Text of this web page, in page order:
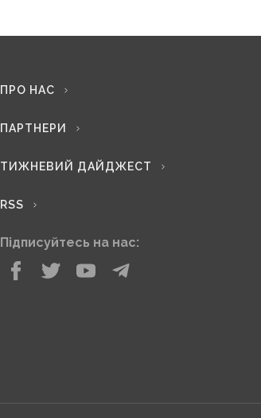
ПРО НАС
ПАРТНЕРИ
ТИЖНЕВИЙ ДАЙДЖЕСТ
RSS
Підписуйтесь на нас: